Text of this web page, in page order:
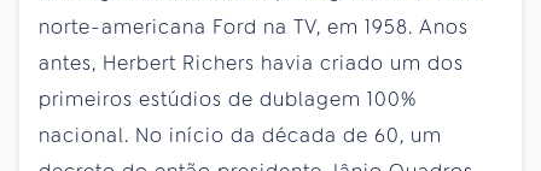
norte-americana Ford na TV, em 1958. Anos
antes, Herbert Richers havia criado um dos
primeiros estúdios de dublagem 100%
nacional. No início da década de 60, um